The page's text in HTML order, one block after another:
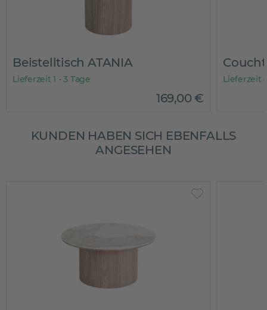
Beistelltisch ATANIA
Lieferzeit 1 - 3 Tage
169,00€
Lieferzeit
KUNDEN HABEN SICH EBENFALLS
ANGESEHEN